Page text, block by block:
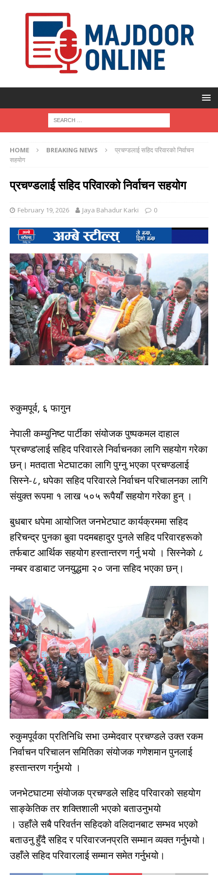
HOME BREAKING NEWS
प्रचण्डलाई सहिद परिवारको निर्वाचन
सहयोग
प्रचण्डलाई सहिद परिवारको निर्वाचन सहयोग
February 19, 2026 Jaya Bahadur Karki 0
रुकुमपूर्व, ६ फागुन
नेपाली कम्युनिष्ट पार्टीका संयोजक पुष्पकमल दाहाल
‘प्रचण्ड’लाई सहिद परिवारले निर्वाचनका लागि सहयोग गरेका
छन्। मतदाता भेटघाटका लागि पुग्नु भएका प्रचण्डलाई
सिस्ने-८, धपेका सहिद परिवारले निर्वाचन परिचालनका लागि
संयुक्त रूपमा १ लाख ५०५ रूपैयाँ सहयोग गरेका हुन् ।
बुधबार धपेमा आयोजित जनभेटघाट कार्यक्रममा सहिद
हरिचन्द्र पुनका बुवा पदमबहादुर पुनले सहिद परिवारहरूको
तर्फबाट आर्थिक सहयोग हस्तान्तरण गर्नु भयो । सिस्नेको ८
नम्बर वडाबाट जनयुद्धमा २० जना सहिद भएका छन्।
रुकुमपूर्वका प्रतिनिधि सभा उम्मेदवार प्रचण्डले उक्त रकम
निर्वाचन परिचालन समितिका संयोजक गणेशमान पुनलाई
हस्तान्तरण गर्नुभयो ।
जनभेटघाटमा संयोजक प्रचण्डले सहिद परिवारको सहयोग
साङ्केतिक तर शक्तिशाली भएको बताउनुभयो
। उहाँले सबै परिवर्तन सहिदको वलिदानबाट सम्भव भएको
बताउनु हुँदै सहिद र परिवारजनप्रति सम्मान व्यक्त गर्नुभयो।
उहाँले सहिद परिवारलाई सम्मान समेत गर्नुभयो।